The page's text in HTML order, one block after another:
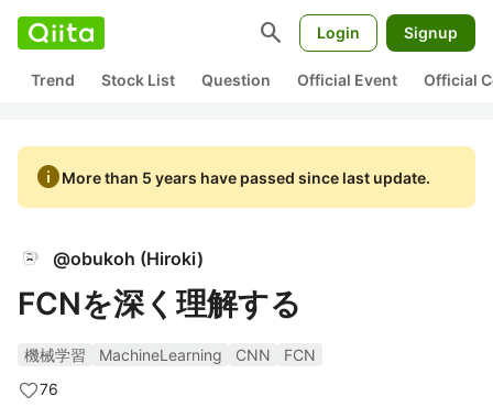
search Login Signup
Trend Stock List Question Official Event Official
infoMore than 5 years have passed since last update.
@obukoh (Hiroki)
FCNを深く理解する
機械学習 MachineLearning CNN
FCN
76